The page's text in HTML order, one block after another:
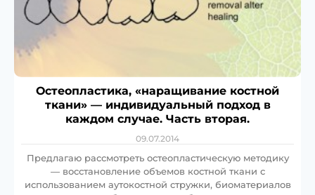
Остеопластика, «наращивание костной
ткани» — индивидуальный подход в
каждом случае. Часть вторая.
09.07.2014
Предлагаю рассмотреть остеопластическую методику
— восстановление объемов костной ткани с
использованием аутокостной стружки, биоматериалов